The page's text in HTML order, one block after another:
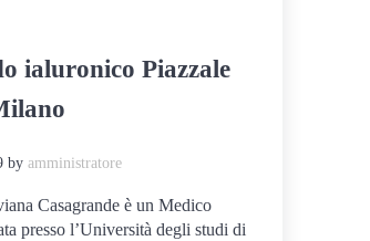
ialuronico Piazzale
by amministratore
Casagrande è un Medico
presso l’Università degli studi di